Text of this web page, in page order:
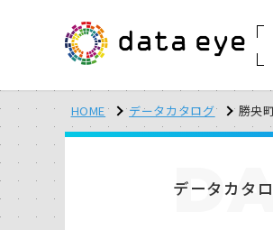
HOME データカタログ 勝央
データカタ